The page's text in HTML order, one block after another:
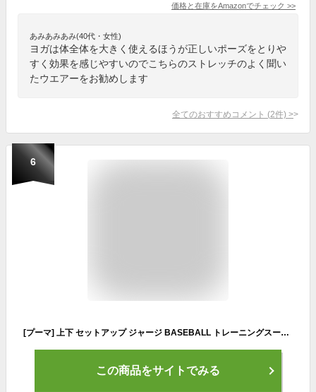
価格と在庫をAmazonでチェック >>
あみあみあみ(40代・女性)
ヨガは体全体を大きく使えるほうが正しいポーズをとりや
すく効果を感じやすいのでこちらのストレッチのよく聞い
たウエアーをお勧めします
全てのおすすめコメント (2件) >
6
[プーマ] 上下 セットアップ ジャージ BASEBALL トレーニングスーツ 588961 メンズ 23年春夏カラー ブラック(01) L
この商品をサイトでみる